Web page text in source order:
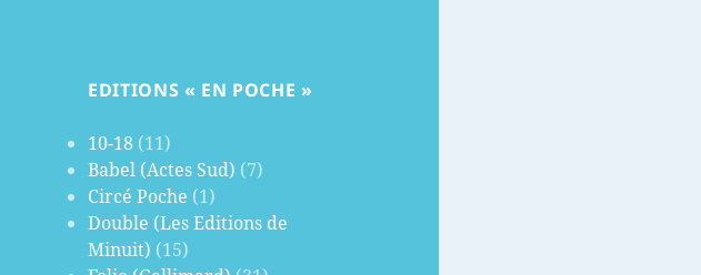
EDITIONS « EN POCHE »
10-18 (11)
Babel (Actes Sud) (7)
Circé Poche (1)
Double (Les Editions de
Minuit) (15)